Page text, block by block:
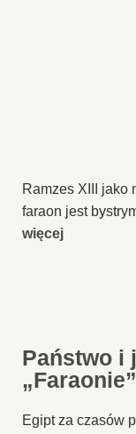
Ramzes XIII jako
faraon jest
więcej
Państwo i
„Faraonie”
Egipt za czasów